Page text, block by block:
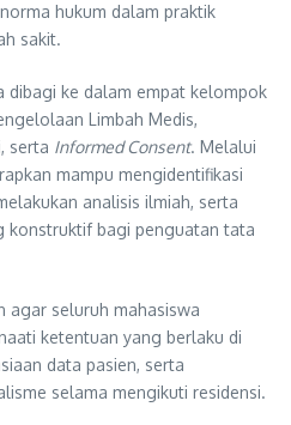
hukum dalam praktik
sakit.
dibagi ke dalam empat kelompok
Limbah Medis,
serta Informed Consent. Melalui
mampu mengidentifikasi
analisis ilmiah, serta
konstruktif bagi penguatan tata
agar seluruh mahasiswa
ketentuan yang berlaku di
data pasien, serta
selama mengikuti residensi.